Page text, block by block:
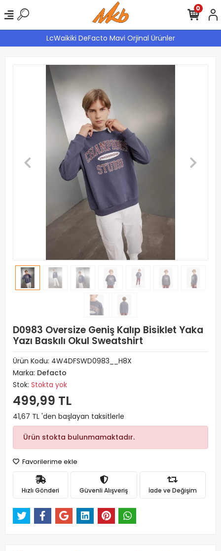
LcWaikiki DeFacto Mavi Orjinal Ürünler
0
D0983 Oversize Geniş Kalıp Bisiklet Yaka
Yazı Baskılı Okul Sweatshirt
Ürün Kodu: 4W4DFSWD0983__H8X
Marka: Defacto
Stok: Stokta yok
499,99 TL
41,67 TL 'den başlayan taksitlerle
Ürün stokta bulunmamaktadır.
Favorilerime ekle
Hızlı Gönderi Güvenli Alışveriş İade ve Değişim